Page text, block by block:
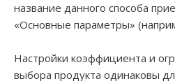
название данного способа
«Основные параметры»
Настройки коэффициента и
выбора продукта одинаковы